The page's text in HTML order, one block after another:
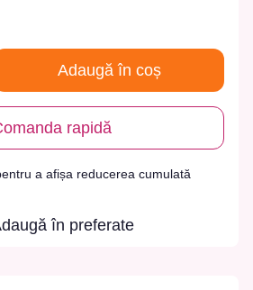
Adaugă în coș
rapidă
a afișa reducerea cumulată
în preferate